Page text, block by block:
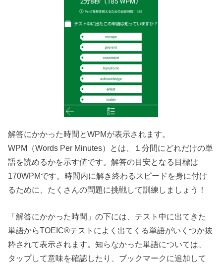
解答にかかった時間とWPMが表示されます。
WPM（Words Per Minutes）とは、１分間にどれだけの単
語を読めるかを示す値です。解答の目安となる目標は
170WPMです。時間内に解き終わるスピードを身に付け
るために、たくさんの問題に挑戦して訓練しましょう！
「解答にかかった時間」の下には、テスト中に出てきた
単語からTOEIC®テストによく出てくる単語がいくつか抜
粋されて表示されます。知らなかった単語については、
タップして意味を確認したり、ブックマークに追加して